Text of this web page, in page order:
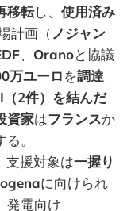
移転し、 使用済み
計画（ノジャン
、 Oranoと協議
万ユーロを調達
（2件）を結んだ
資家はフランスか
。
支援対象は一握り
に向けられ
発電向け